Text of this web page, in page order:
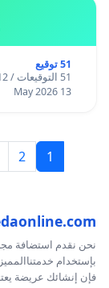
51 توقيع
51 التوقيعات / 12 أشهر
13 May 2026
1
2
نحن نقدم استضافة
بإستخدام
فإن إنشائك عريضة